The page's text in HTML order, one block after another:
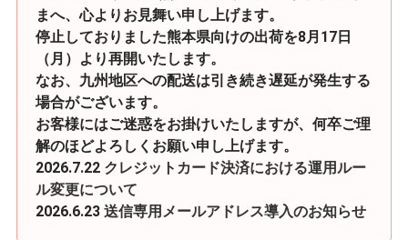
まへ、心よりお見舞い申し上げます。
停止しておりました熊本県向けの出荷を8月17日
（月）より再開いたします。
なお、九州地区への配送は引き続き遅延が発生する
場合がございます。
お客様にはご迷惑をお掛けいたしますが、何卒ご理
解のほどよろしくお願い申し上げます。
2026.7.22 クレジットカード決済における運用ルー
ル変更について
2026.6.23 送信専用メールアドレス導入のお知らせ